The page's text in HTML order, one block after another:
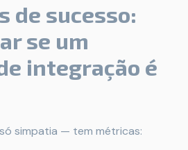
de sucesso:
se um
integração é
simpatia — tem métricas: